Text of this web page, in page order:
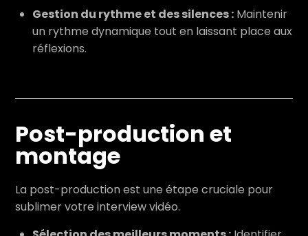
Gestion du rythme et des silences : Maintenir
un rythme dynamique tout en laissant place aux
réflexions.
Post-production et
montage
La post-production est une étape cruciale pour
sublimer votre interview vidéo.